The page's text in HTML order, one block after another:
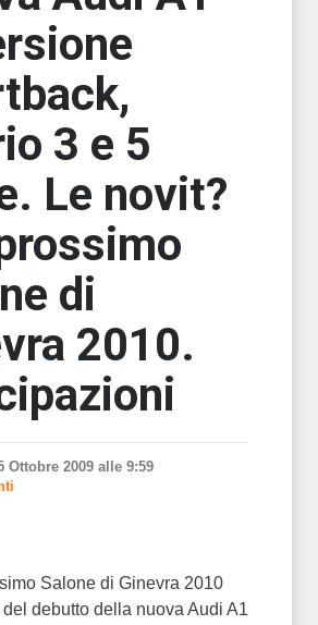
3 e 5
Le novit?
di
2010.
Ottobre 2009 alle 9:59
Salone di Ginevra 2010
del debutto della nuova Audi A1